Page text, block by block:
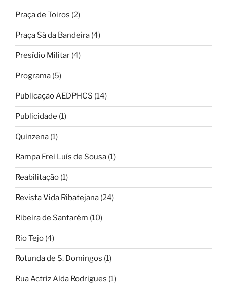
Praça de Toiros (2)
Praça Sá da Bandeira (4)
Presídio Militar (4)
Programa (5)
Publicação AEDPHCS (14)
Publicidade (1)
Quinzena (1)
Rampa Frei Luís de Sousa (1)
Reabilitação (1)
Revista Vida Ribatejana (24)
Ribeira de Santarém (10)
Rio Tejo (4)
Rotunda de S. Domingos (1)
Rua Actriz Alda Rodrigues (1)